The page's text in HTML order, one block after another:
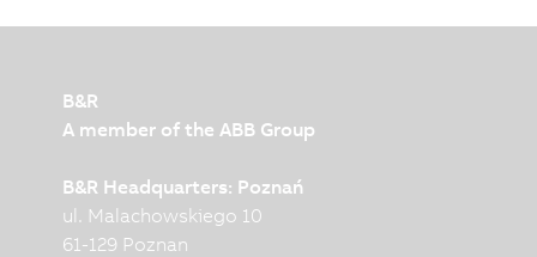
B&R
A member of the ABB Group
B&R Headquarters: Poznań
ul. Malachowskiego 10
61-129 Poznan